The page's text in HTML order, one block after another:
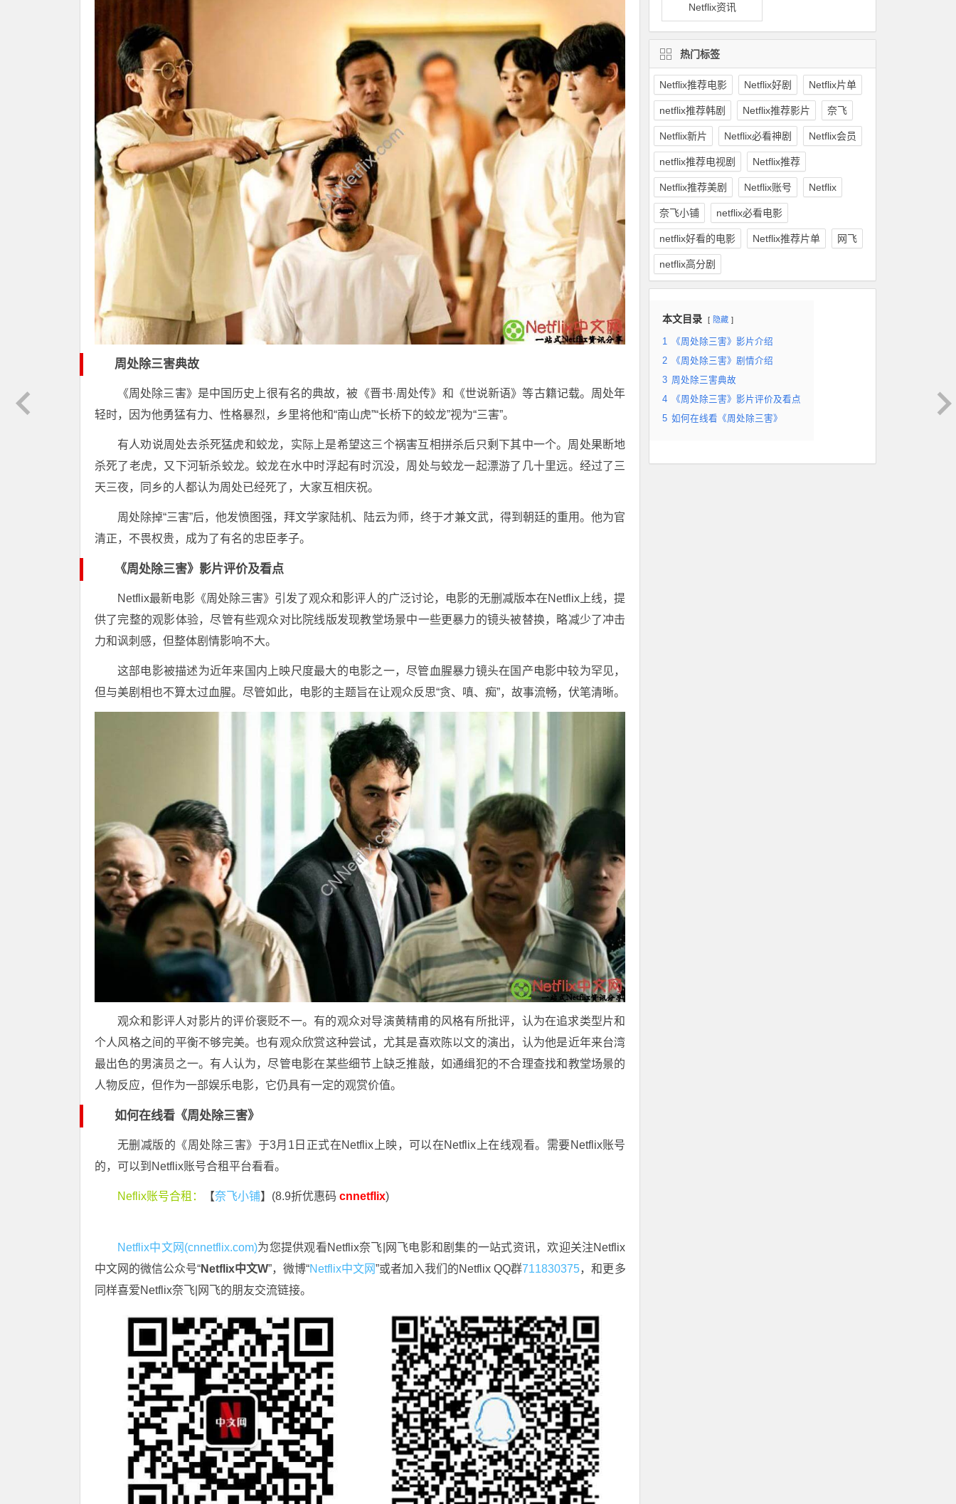
周处除三害典故
《周处除三害》是中国历史上很有名的典故，被《晋书·周处传》和《世说新语》等古籍记载。周处年
轻时，因为他勇猛有力、性格暴烈，乡里将他和“南山虎”“长桥下的蛟龙”视为“三害”。
有人劝说周处去杀死猛虎和蛟龙，实际上是希望这三个祸害互相拼杀后只剩下其中一个。周处果断地
杀死了老虎，又下河斩杀蛟龙。蛟龙在水中时浮起有时沉没，周处与蛟龙一起漂游了几十里远。经过了三
天三夜，同乡的人都认为周处已经死了，大家互相庆祝。
周处除掉“三害”后，他发愤图强，拜文学家陆机、陆云为师，终于才兼文武，得到朝廷的重用。他为官
清正，不畏权贵，成为了有名的忠臣孝子。
《周处除三害》影片评价及看点
Netflix最新电影《周处除三害》引发了观众和影评人的广泛讨论，电影的无删减版本在Netflix上线，提
供了完整的观影体验，尽管有些观众对比院线版发现教堂场景中一些更暴力的镜头被替换，略减少了冲击
力和讽刺感，但整体剧情影响不大。
这部电影被描述为近年来国内上映尺度最大的电影之一，尽管血腥暴力镜头在国产电影中较为罕见，
但与美剧相也不算太过血腥。尽管如此，电影的主题旨在让观众反思“贪、嗔、痴”，故事流畅，伏笔清晰。
观众和影评人对影片的评价褒贬不一。有的观众对导演黄精甫的风格有所批评，认为在追求类型片和
个人风格之间的平衡不够完美。也有观众欣赏这种尝试，尤其是喜欢陈以文的演出，认为他是近年来台湾
最出色的男演员之一。有人认为，尽管电影在某些细节上缺乏推敲，如通缉犯的不合理查找和教堂场景的
人物反应，但作为一部娱乐电影，它仍具有一定的观赏价值。
如何在线看《周处除三害》
无删减版的《周处除三害》于3月1日正式在Netflix上映，可以在Netflix上在线观看。需要Netflix账号
的，可以到Netflix账号合租平台看看。
Neflix账号合租： 【奈飞小铺】(8.9折优惠码 cnnetflix)
Netflix中文网(cnnetflix.com)为您提供观看Netflix奈飞|网飞电影和剧集的一站式资讯，欢迎关注Netflix
中文网的微信公众号“Netflix中文W”，微博“Netflix中文网”或者加入我们的Netflix QQ群711830375，和更多
同样喜爱Netflix奈飞|网飞的朋友交流链接。
Netflix资讯
热门标签
Netflix推荐电影 Netflix好剧 Netflix片单
netflix推荐韩剧 Netflix推荐影片 奈飞
Netflix新片 Netflix必看神剧 Netflix会员
netflix推荐电视剧 Netflix推荐
Netflix推荐美剧 Netflix账号 Netflix
奈飞小铺 netflix必看电影
netflix好看的电影 Netflix推荐片单 网飞
netflix高分剧
本文目录 隐藏
1
《周处除三害》影片介绍
2
《周处除三害》剧情介绍
3 周处除三害典故
4
《周处除三害》影片评价及看点
5 如何在线看《周处除三害》